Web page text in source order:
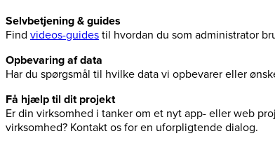
Selvbetjening & guides
Find videos-guides til hvordan du som administrator
Opbevaring af data
Har du spørgsmål til hvilke data vi opbevarer eller
Få hjælp til dit projekt
Er din virksomhed i tanker om et nyt app- eller web
virksomhed? Kontakt os for en uforpligtende dialog.